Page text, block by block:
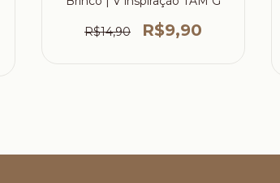
R$14,90 R$9,90